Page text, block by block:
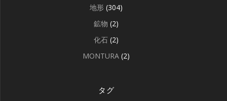
地形 (304)
鉱物 (2)
化石 (2)
MONTURA (2)
タグ